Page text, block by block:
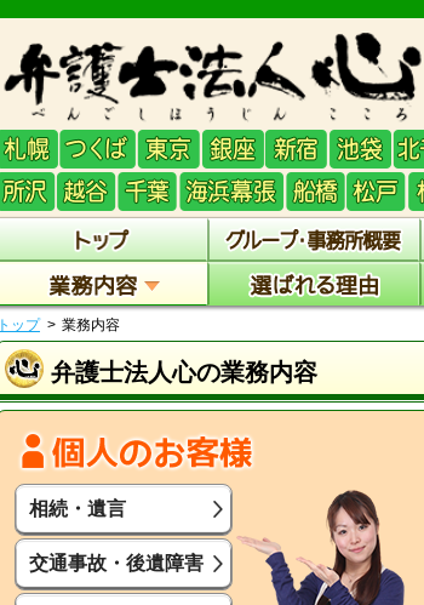
トップ 業務内容
弁護士法人心の業務内容
相続・遺言
交通事故・後遺障害